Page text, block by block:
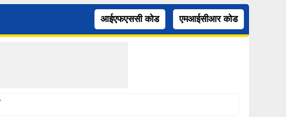
आईएफएससी कोड एमआईसीआर कोड